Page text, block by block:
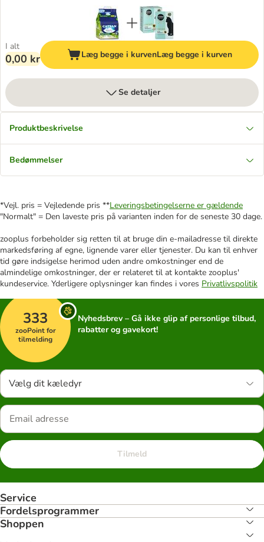
I alt
0,00 kr Læg begge i kurvenLæg begge i kurven
Se detaljer
Produktbeskrivelse
Bedømmelser
*Vejl. pris = Vejledende pris **Leveringsbetingelserne er gældende
"Normalt" = Den laveste pris på varianten inden for de seneste 30 dage.
zooplus forbeholder sig retten til at bruge din e-mailadresse til direkte
markedsføring af egne, lignende varer eller tjenester. Du kan til enhver
tid gøre indsigelse herimod uden andre omkostninger end de
almindelige omkostninger, der er relateret til at kontakte zooplus'
kundeservice. Yderligere oplysninger kan findes i vores Privatlivspolitik
333
zooPoint for
tilmelding
Nyhedsbrev – Gå ikke glip af personlige tilbud,
rabatter og gavekort!
Vælg dit kæledyr
Tilmeld
Service
Fordelsprogrammer
Shoppen